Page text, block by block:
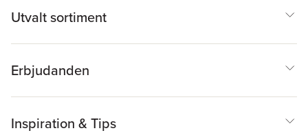
Utvalt sortiment
Erbjudanden
Inspiration & Tips